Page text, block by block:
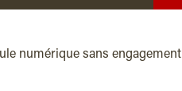
numérique sans engagement